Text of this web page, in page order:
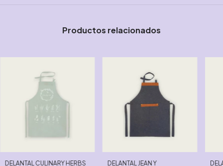
Productos relacionados
DELANTAL CULINARY HERBS
DELANTAL JEAN Y